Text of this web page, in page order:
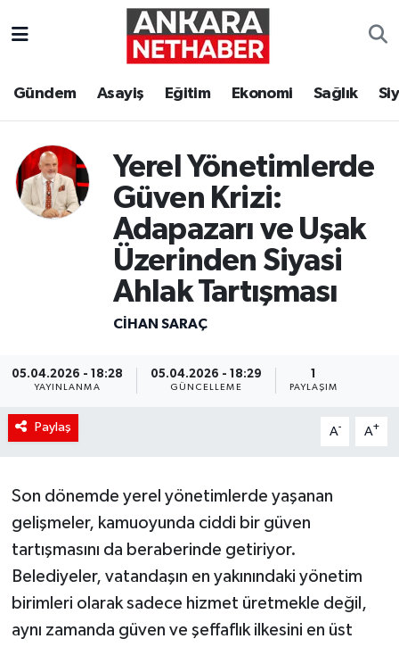
Gündem Asayiş Eğitim Ekonomi Sağlık
Yerel Yönetimlerde
Güven Krizi:
Adapazarı ve Uşak
Üzerinden Siyasi
Ahlak Tartışması
CIHAN SARAÇ
05.04.2026 - 18:28
YAYINLANMA
05.04.2026 - 18:29
GÜNCELLEME PAYLAŞIM
Paylaş A- A+
Son dönemde yerel yönetimlerde yaşanan
gelişmeler, kamuoyunda ciddi bir güven
tartışmasını da beraberinde getiriyor.
Belediyeler, vatandaşın en yakınındaki yönetim
birimleri olarak sadece hizmet üretmekle değil,
aynı zamanda güven ve şeffaflık ilkesini en üst
Eğitim
Ekonomi
Kim Kimdir Nereli
Sağlık
Siyaset
Teknoloji
Yaşam
Ankara Hava Durumu
Süper Lig Puan Durumu ve Fikstür
Tüm Manşetler
Son Dakika Haberleri
Haber Arşivi